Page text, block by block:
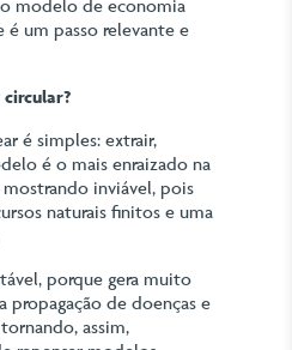
modelo de economia
é um passo relevante e
é simples: extrair,
é o mais enraizado na
mostrando inviável, pois
naturais finitos e uma
porque gera muito
propagação de doenças e
assim,